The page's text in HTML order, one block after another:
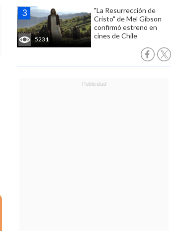
5231
"La Resurrección de
Cristo" de Mel Gibson
confirmó estreno en
cines de Chile